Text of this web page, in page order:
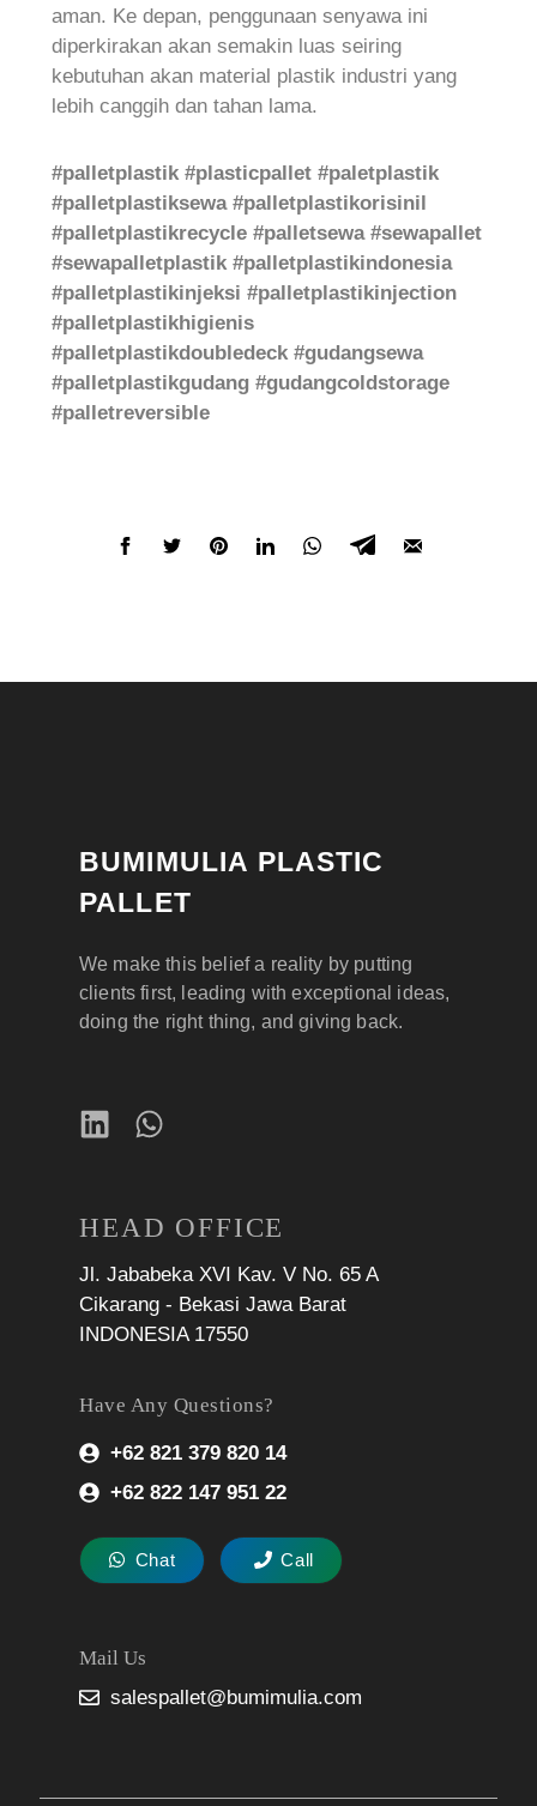
aman. Ke depan, penggunaan senyawa ini
diperkirakan akan semakin luas seiring
kebutuhan akan material plastik industri yang
lebih canggih dan tahan lama.
#palletplastik #plasticpallet #paletplastik
#palletplastiksewa #palletplastikorisinil
#palletplastikrecycle #palletsewa #sewapallet
#sewapalletplastik #palletplastikindonesia
#palletplastikinjeksi #palletplastikinjection
#palletplastikhigienis
#palletplastikdoubledeck #gudangsewa
#palletplastikgudang #gudangcoldstorage
#palletreversible
BUMIMULIA PLASTIC
PALLET
We make this belief a reality by putting
clients first, leading with exceptional ideas,
doing the right thing, and giving back.
HEAD OFFICE
Jl. Jababeka XVI Kav. V No. 65 A
Cikarang - Bekasi Jawa Barat
INDONESIA 17550
Have Any Questions?
+62 821 379 820 14
+62 822 147 951 22
Chat Call
Mail Us
salespallet@bumimulia.com